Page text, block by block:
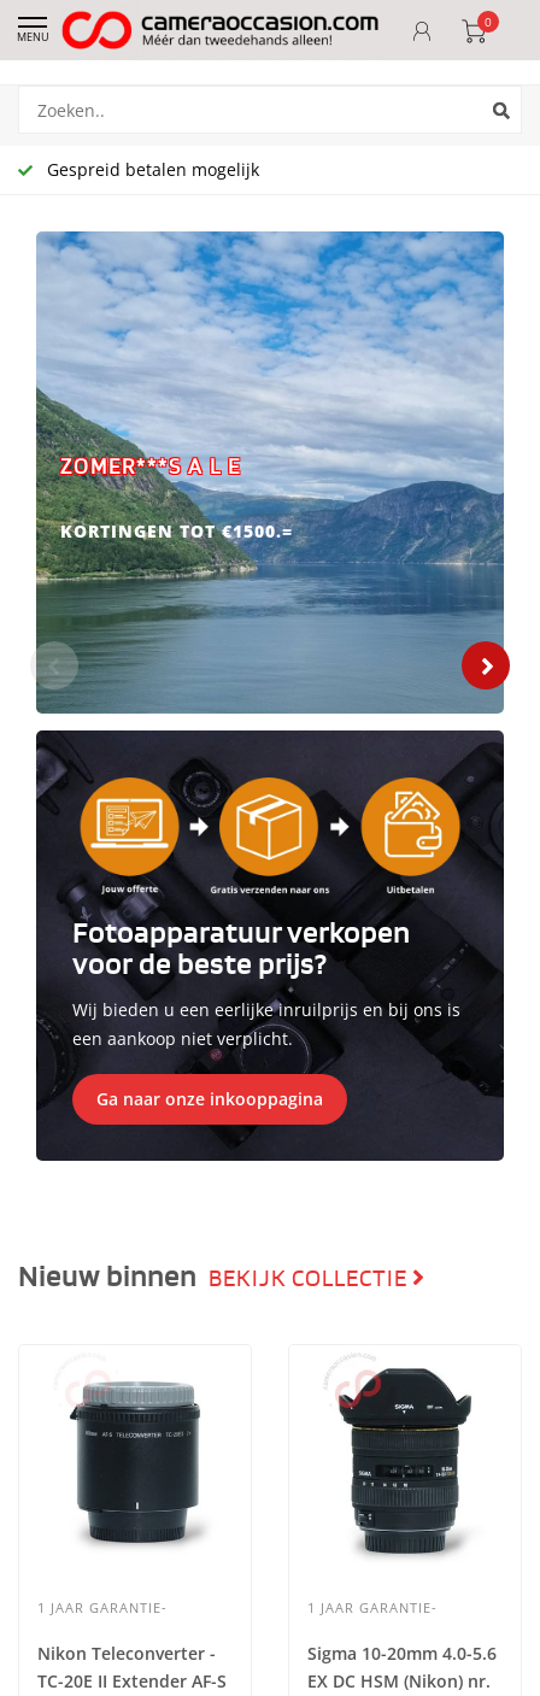
MENU
0
Gespreid betalen mogelijk
ZOMER***S A L E
KORTINGEN TOT €1500.=
Bekijk onze aanbiedingen
Fotoapparatuur verkopen
voor de beste prijs?
Wij bieden u een eerlijke inruilprijs en bij ons is
een aankoop niet verplicht.
Ga naar onze inkooppagina
Nieuw binnen BEKIJK COLLECTIE
1 JAAR GARANTIE-
Nikon Teleconverter -
TC-20E II Extender AF-S
1 JAAR GARANTIE-
Sigma 10-20mm 4.0-5.6
EX DC HSM (Nikon) nr.